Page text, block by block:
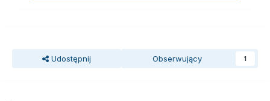
Udostępnij Obserwujący 1